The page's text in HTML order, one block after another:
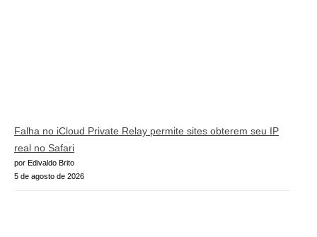
Falha no iCloud Private Relay permite sites obterem seu IP
real no Safari
por Edivaldo Brito
5 de agosto de 2026